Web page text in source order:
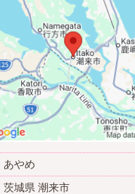
あやめ
茨城県 潮来市